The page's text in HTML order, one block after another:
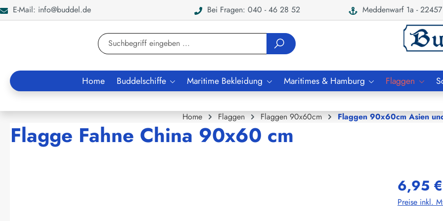
Zur Suche springen
E-Mail: info@buddel.de Bei Fragen: 040 - 46 28 52 Meddenwarf 1a -
Home Buddelschiffe Maritime Bekleidung Maritimes & Hamburg Flaggen
Home Flaggen Flaggen 90x60cm Flaggen 90x60cm Asien
Flagge Fahne China 90x60 cm
6,95 €
Preise inkl.